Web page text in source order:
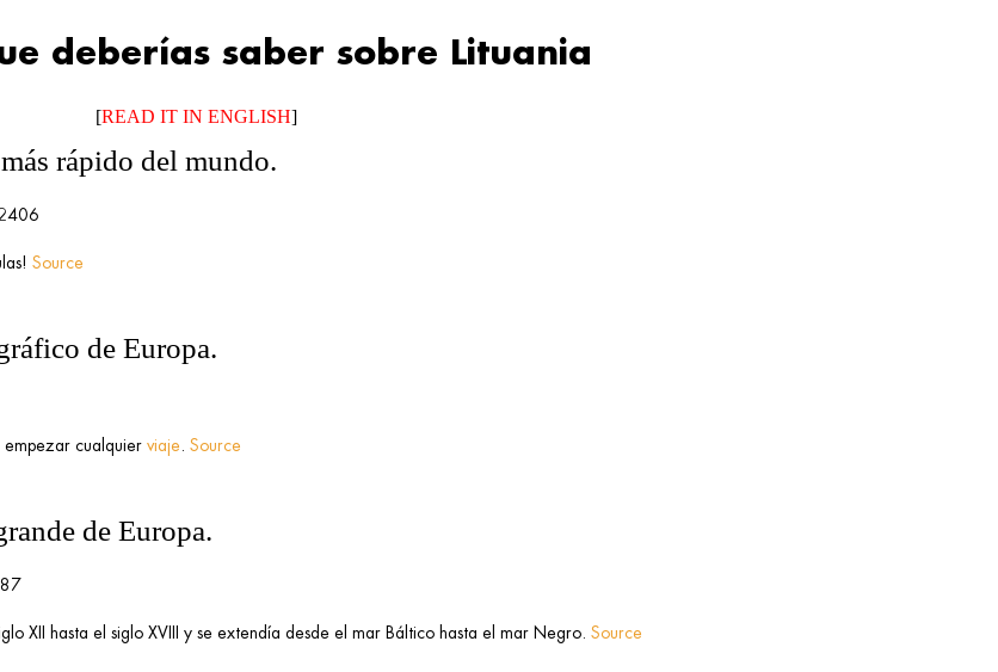
deberías saber sobre Lituania
[READ IT IN ENGLISH]
rápido del mundo.
Source
de Europa.
empezar cualquier viaje Source
de Europa.
XII hasta el siglo XVIII y se extendía desde el mar Báltico hasta el mar Negro. Source